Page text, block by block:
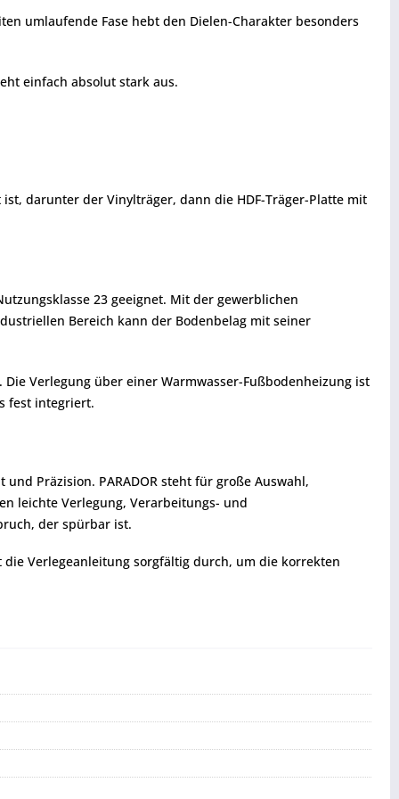
umlaufende Fase hebt den Dielen-Charakter besonders
einfach absolut stark aus.
darunter der Vinylträger, dann die HDF-Träger-Platte mit
23 geeignet. Mit der gewerblichen
Bereich kann der Bodenbelag mit seiner
Verlegung über einer Warmwasser-Fußbodenheizung ist
fest integriert.
Präzision. PARADOR steht für große Auswahl,
leichte Verlegung, Verarbeitungs- und
der spürbar ist.
Verlegeanleitung sorgfältig durch, um die korrekten